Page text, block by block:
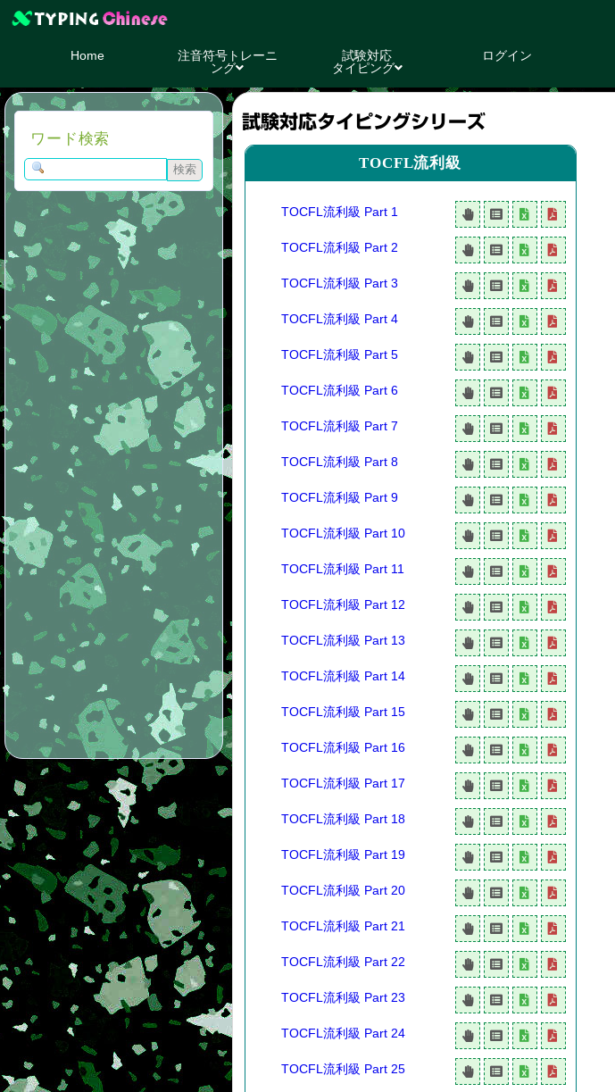
Home
注音符号トレーニ
ング
試験対応
タイピング
ログイン
ワード検索
試験対応タイピングシリーズ
TOCFL流利級
TOCFL流利級 Part 1
TOCFL流利級 Part 2
TOCFL流利級 Part 3
TOCFL流利級 Part 4
TOCFL流利級 Part 5
TOCFL流利級 Part 6
TOCFL流利級 Part 7
TOCFL流利級 Part 8
TOCFL流利級 Part 9
TOCFL流利級 Part 10
TOCFL流利級 Part 11
TOCFL流利級 Part 12
TOCFL流利級 Part 13
TOCFL流利級 Part 14
TOCFL流利級 Part 15
TOCFL流利級 Part 16
TOCFL流利級 Part 17
TOCFL流利級 Part 18
TOCFL流利級 Part 19
TOCFL流利級 Part 20
TOCFL流利級 Part 21
TOCFL流利級 Part 22
TOCFL流利級 Part 23
TOCFL流利級 Part 24
TOCFL流利級 Part 25